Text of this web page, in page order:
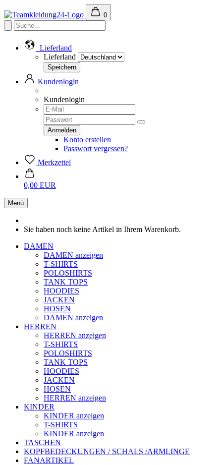
0
Lieferland
Lieferland
Kundenlogin
Kundenlogin
Konto erstellen
Passwort vergessen?
Merkzettel
0,00 EUR
Menü
Sie haben noch keine Artikel in Ihrem Warenkorb.
DAMEN
DAMEN anzeigen
T-SHIRTS
POLOSHIRTS
TANK TOPS
HOODIES
JACKEN
HOSEN
DAMEN anzeigen
HERREN
HERREN anzeigen
T-SHIRTS
POLOSHIRTS
TANK TOPS
HOODIES
JACKEN
HOSEN
HERREN anzeigen
KINDER
KINDER anzeigen
T-SHIRTS
KINDER anzeigen
TASCHEN
KOPFBEDECKUNGEN / SCHALS /ARMLINGE
FANARTIKEL